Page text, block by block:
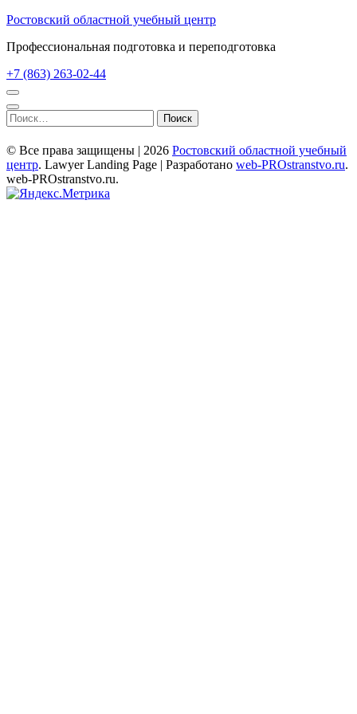
Перейти
содержимому
Enter)
Ростовский областной учебный центр
Профессиональная подготовка и переподготовка
+7 (863) 263-02-44
Найти:
© Все права защищены | 2026 Ростовский областной учебный
центр. Lawyer Landing Page | Разработано web-PROstranstvo.ru.
web-PROstranstvo.ru.